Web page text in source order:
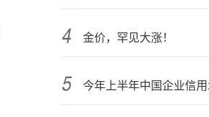
金价，罕见大涨！
今年上半年中国企业信